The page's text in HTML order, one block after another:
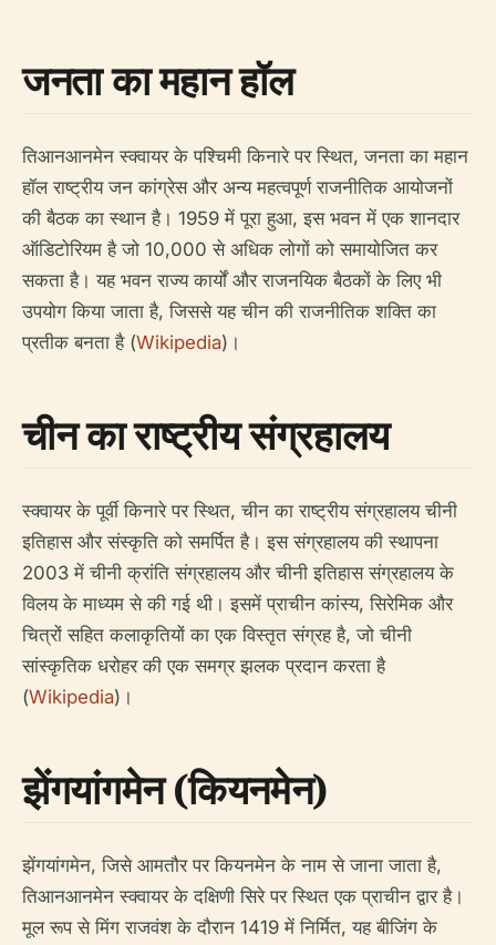
जनता का महान हॉल
तिआनआनमेन स्क्वायर के पश्चिमी किनारे पर स्थित, जनता का महान
हॉल राष्ट्रीय जन कांग्रेस और अन्य महत्वपूर्ण राजनीतिक आयोजनों
की बैठक का स्थान है। 1959 में पूरा हुआ, इस भवन में एक शानदार
ऑडिटोरियम है जो 10,000 से अधिक लोगों को समायोजित कर
सकता है। यह भवन राज्य कार्यों और राजनयिक बैठकों के लिए भी
उपयोग किया जाता है, जिससे यह चीन की राजनीतिक शक्ति का
प्रतीक बनता है (Wikipedia)।
चीन का राष्ट्रीय संग्रहालय
स्क्वायर के पूर्वी किनारे पर स्थित, चीन का राष्ट्रीय संग्रहालय चीनी
इतिहास और संस्कृति को समर्पित है। इस संग्रहालय की स्थापना
2003 में चीनी क्रांति संग्रहालय और चीनी इतिहास संग्रहालय के
विलय के माध्यम से की गई थी। इसमें प्राचीन कांस्य, सिरेमिक और
चित्रों सहित कलाकृतियों का एक विस्तृत संग्रह है, जो चीनी
सांस्कृतिक धरोहर की एक समग्र झलक प्रदान करता है
(Wikipedia)।
झेंगयांगमेन (कियनमेन)
झेंगयांगमेन, जिसे आमतौर पर कियनमेन के नाम से जाना जाता है,
तिआनआनमेन स्क्वायर के दक्षिणी सिरे पर स्थित एक प्राचीन द्वार है।
मूल रूप से मिंग राजवंश के दौरान 1419 में निर्मित, यह बीजिंग के